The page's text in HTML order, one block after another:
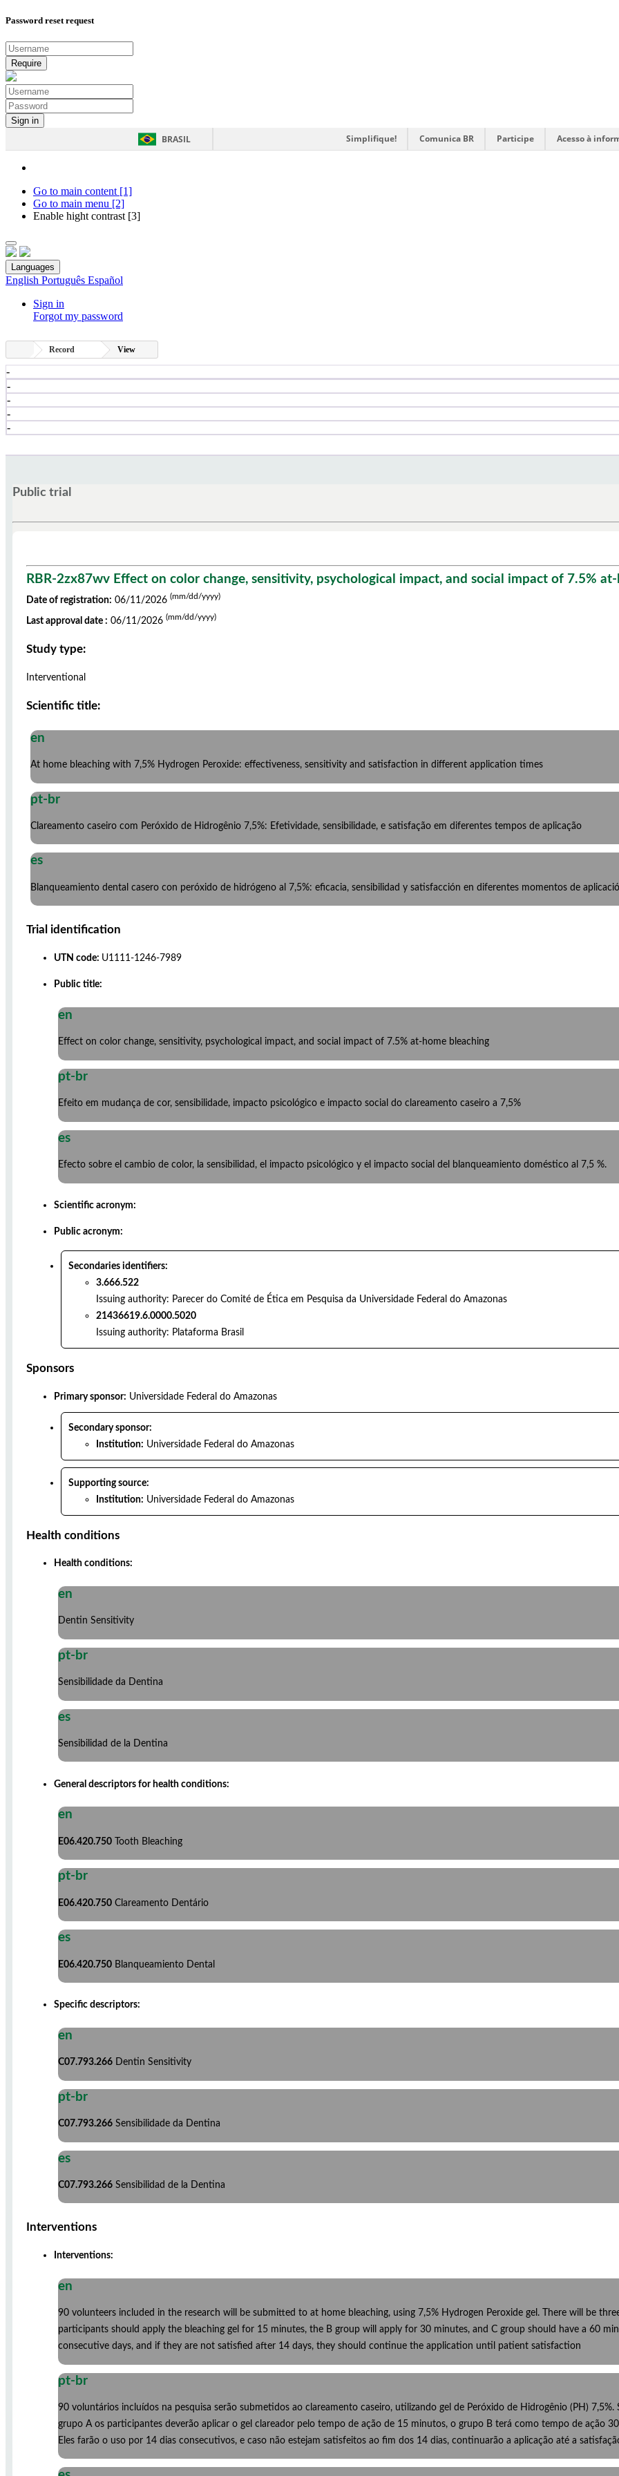
Password reset request
BRASIL Simplifique! Comunica BR Participe Acesso à
Go to main content [1]
Go to main menu [2]
Enable hight contrast [3]
Languages
English Português Español
Sign in
Forgot my password
Record View
-
-
-
-
-
Public trial
RBR-2zx87wv Effect on color change, sensitivity, psychological impact, and social impact of 7.5%
Date of registration: 06/11/2026 (mm/dd/yyyy)
Last approval date : 06/11/2026 (mm/dd/yyyy)
Study type:
Interventional
Scientific title:
en
At home bleaching with 7,5% Hydrogen Peroxide: effectiveness, sensitivity and satisfaction in different application times
pt-br
Clareamento caseiro com Peróxido de Hidrogênio 7,5%: Efetividade, sensibilidade, e satisfação em diferentes tempos de aplicação
es
Blanqueamiento dental casero con peróxido de hidrógeno al 7,5%: eficacia, sensibilidad y satisfacción en diferentes momentos de
Trial identification
UTN code: U1111-1246-7989
Public title:
en
Effect on color change, sensitivity, psychological impact, and social impact of 7.5% at-home bleaching
pt-br
Efeito em mudança de cor, sensibilidade, impacto psicológico e impacto social do clareamento caseiro a 7,5%
es
Efecto sobre el cambio de color, la sensibilidad, el impacto psicológico y el impacto social del blanqueamiento doméstico al 7,5 %.
Scientific acronym:
Public acronym:
Secondaries identifiers:
3.666.522
Issuing authority: Parecer do Comité de Ética em Pesquisa da Universidade Federal do Amazonas
21436619.6.0000.5020
Issuing authority: Plataforma Brasil
Sponsors
Primary sponsor: Universidade Federal do Amazonas
Secondary sponsor:
Institution: Universidade Federal do Amazonas
Supporting source:
Institution: Universidade Federal do Amazonas
Health conditions
Health conditions:
en
Dentin Sensitivity
pt-br
Sensibilidade da Dentina
es
Sensibilidad de la Dentina
General descriptors for health conditions:
en
E06.420.750 Tooth Bleaching
pt-br
E06.420.750 Clareamento Dentário
es
E06.420.750 Blanqueamiento Dental
Specific descriptors:
en
C07.793.266 Dentin Sensitivity
pt-br
C07.793.266 Sensibilidade da Dentina
es
C07.793.266 Sensibilidad de la Dentina
Interventions
Interventions:
en
90 volunteers included in the research will be submitted to at home bleaching, using 7,5% Hydrogen Peroxide gel. There will be
participants should apply the bleaching gel for 15 minutes, the B group will apply for 30 minutes, and C group should have a 60
consecutive days, and if they are not satisfied after 14 days, they should continue the application until patient satisfaction
pt-br
90 voluntários incluídos na pesquisa serão submetidos ao clareamento caseiro, utilizando gel de Peróxido de Hidrogênio (PH)
grupo A os participantes deverão aplicar o gel clareador pelo tempo de ação de 15 minutos, o grupo B terá como tempo de ação
Eles farão o uso por 14 dias consecutivos, e caso não estejam satisfeitos ao fim dos 14 dias, continuarão a aplicação até a